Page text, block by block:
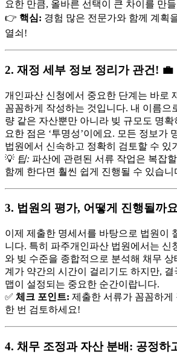
요한 만큼, 올바른 선택이 큰 차이를 만
👉 핵심: 경험 많은 전문가와 함께 계획
열쇠!
2. 재정 세부 정보 정리가 관건! 💼
개인파산 신청에서 중요한 단계는 바로
꼼꼼하게 작성하는 것입니다. 내 이름으
량 같은 자산뿐만 아니라 빚 규모도 명
요한 점은 ‘투명성’이에요. 모든 정보가
법원에서 신속하고 정확히 검토할 수 있
💡 팁: 파산에 관련된 서류 작업은 복잡
함께 한다면 훨씬 쉽게 진행될 수 있습니
3. 법원의 평가, 어떻게 진행될까
이제 제출한 명세서를 바탕으로 법원이
니다. 특히 파주개인파산 법원에서는 신
와 빚 수준을 종합적으로 분석해 채무
계가 약간의 시간이 걸리기도 하지만, 결
맵이 설정되는 중요한 순간이랍니다.
✅ 체크 포인트: 제출한 서류가 꼼꼼하게
한 번 검토하세요!
4. 채무 조정과 자산 분배: 공정하